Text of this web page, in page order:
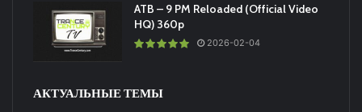
ATB – 9 PM Reloaded (Official Video
HQ) 360p
2026-02-04
АКТУАЛЬНЫЕ ТЕМЫ